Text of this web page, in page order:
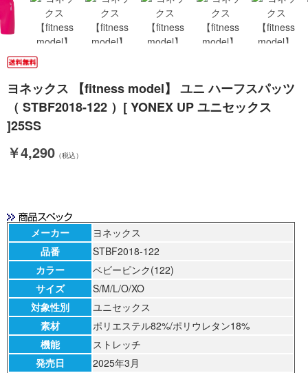
ヨネックス 【fitness model】 ユニ ハーフスパッツ
（ STBF2018-122 ）[ YONEX UP ユニセックス
]25SS
￥4,290 （税込）
メーカー
ヨネックス
品番
STBF2018-122
カラー
ベビーピンク(122)
サイズ
S/M/L/O/XO
対象性別
ユニセックス
素材
ポリエステル82%/ポリウレタン18%
機能
ストレッチ
発売日
2025年3月